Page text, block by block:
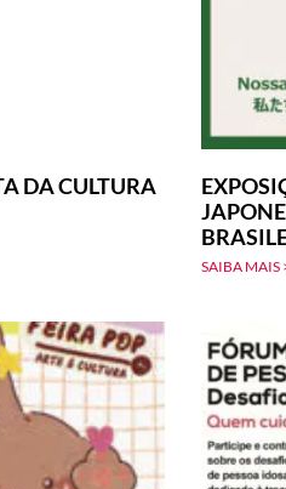
DA CULTURA
SAIBA MAIS